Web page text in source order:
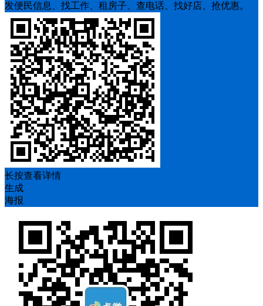
发便民信息、找工作、租房子、查电话、找好店、抢优惠。
长按查看详情
生成
海报